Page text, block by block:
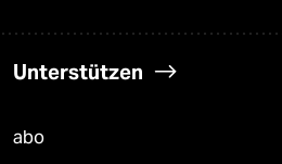
Unterstützen
abo